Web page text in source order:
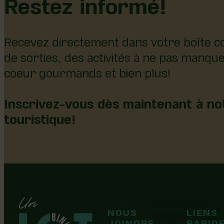
Recevez directement dans votre boîte
de sorties, des activités à ne pas
coeur gourmands et bien plus!
Inscrivez-vous dès maintenant à
touristique!
NOUS
Laurier-Station
LIENS